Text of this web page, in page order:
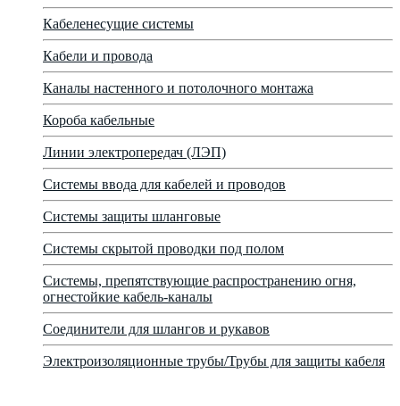
Кабеленесущие системы
Кабели и провода
Каналы настенного и потолочного монтажа
Короба кабельные
Линии электропередач (ЛЭП)
Системы ввода для кабелей и проводов
Системы защиты шланговые
Системы скрытой проводки под полом
Системы, препятствующие распространению огня,
огнестойкие кабель-каналы
Соединители для шлангов и рукавов
Электроизоляционные трубы/Трубы для защиты кабеля